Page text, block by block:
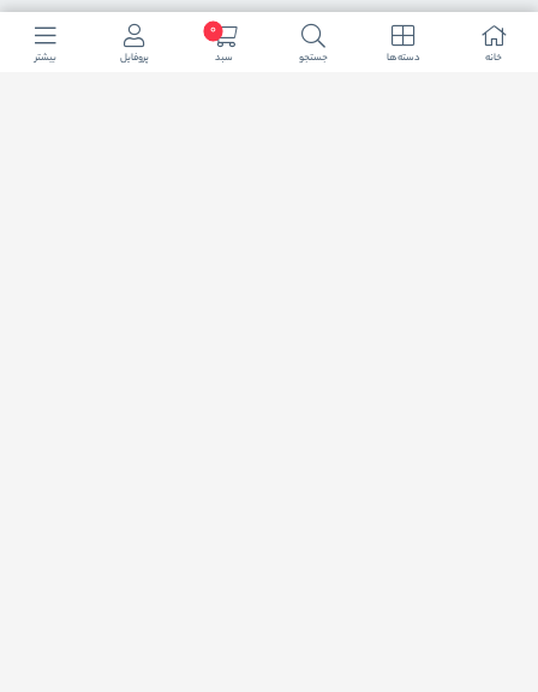
خانه دسته ها جستجو
0
سبد پروفایل بیشتر
ثبت سفارش رویه های ارسال سفارش
رویه بازگرداندن کالا شیوه های پرداخت